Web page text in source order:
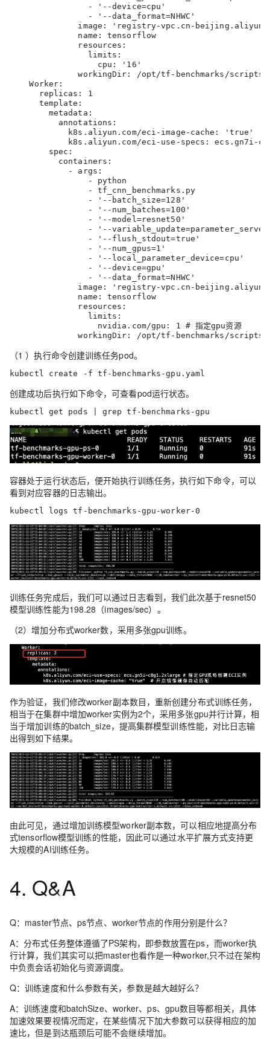
- '--device=cpu'
- '--data_format=NHWC'
image: 'registry-vpc.cn-
name: tensorflow
resources:
limits:
cpu: '16'
workingDir: /opt/tf-benchmarks/scripts/
Worker:
replicas: 1
template:
metadata:
annotations:
k8s.aliyun.com/eci-image-cache: 'true'  # 开启
k8s.aliyun.com/eci-use-specs: ecs.gn7i-
spec:
containers:
- args:
- python
- tf_cnn_benchmarks.py
- '--batch_size=128'
- '--num_batches=100'
- '--model=resnet50'
- '--
- '--flush_stdout=true'
- '--num_gpus=1'
- '--local_parameter_device=cpu'
- '--device=gpu'
- '--data_format=NHWC'
image: 'registry-vpc.cn-
name: tensorflow
resources:
limits:
nvidia.com/gpu: 1 # 指定gpu资源
workingDir: /opt/tf-benchmarks/scripts/
（1 ）执行命令创建训练任务pod。
kubectl create -f tf-benchmarks-gpu.yaml
创建成功后执行如下命令，可查看pod运行状态。
kubectl get pods | grep tf-benchmarks-gpu
容器处于运行状态后，便开始执行训练任务，执行如下命令，可以
看到对应容器的日志输出。
kubectl logs tf-benchmarks-gpu-worker-0
训练任务完成后，我们可以通过日志看到，我们此次基于resnet50
模型训练性能为198.28（images/sec）。
（2）增加分布式worker数，采用多张gpu训练。
作为验证，我们修改worker副本数目，重新创建分布式训练任务，
相当于在集群中增加worker实例为2个，采用多张gpu并行计算，相
当于增加训练的batch_size，提高集群模型训练性能，对比日志输
出得到如下结果。
由此可见，通过增加训练模型worker副本数，可以相应地提高分布
式tensorflow模型训练的性能，因此可以通过水平扩展方式支持更
大规模的AI训练任务。
4. Q&A
Q：master节点、ps节点、worker节点的作用分别是什么？
A：分布式任务整体遵循了PS架构，即参数放置在ps，而worker执
行计算，我们其实可以把master也看作是一种worker,只不过在架构
中负责会话初始化与资源调度。
Q：训练速度和什么参数有关，参数是越大越好么？
A：训练速度和batchSize、worker、ps、gpu数目等都相关，具体
加速效果要视情况而定，在某些情况下加大参数可以获得相应的加
速比，但是到达瓶颈后可能不会继续增加。